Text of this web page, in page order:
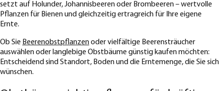
setzt auf Holunder, Johannisbeeren oder Brombeeren – wertvolle
Pflanzen für Bienen und gleichzeitig ertragreich für Ihre eigene
Ernte.
Ob Sie Beerenobstpflanzenoder vielfältige Beerensträucher
auswählen oder langlebige Obstbäume günstig kaufen möchten:
Entscheidend sind Standort, Boden und die Erntemenge, die Sie sich
wünschen.